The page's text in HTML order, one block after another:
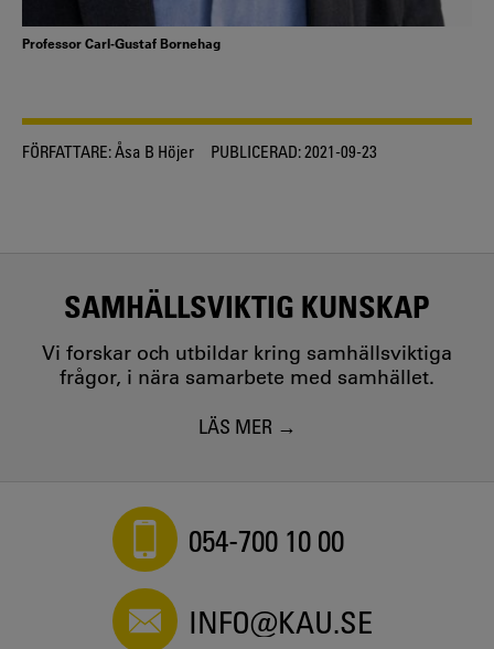
Professor Carl-Gustaf Bornehag
FÖRFATTARE:Åsa B Höjer PUBLICERAD:2021-09-23
SAMHÄLLSVIKTIG KUNSKAP
Vi forskar och utbildar kring samhällsviktiga
frågor, i nära samarbete med samhället.
LÄS MER
054-700 10 00
INFO@KAU.SE